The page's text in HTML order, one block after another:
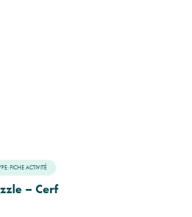
FICHE ACTIVITÉ
– Cerf